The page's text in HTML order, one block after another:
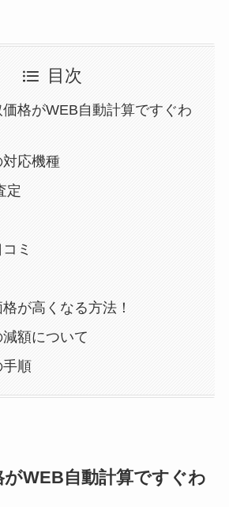
目次
格がWEB自動計算ですぐわ
応機種
定
ミ
が高くなる方法！
額について
手順
WEB自動計算ですぐわ